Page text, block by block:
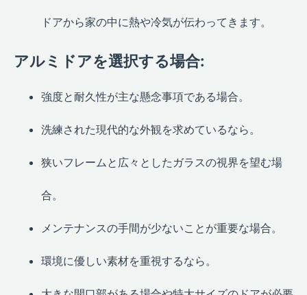
ドアから家の中に熱や冷気が伝わってきます。
アルミドアを選択する場合:
強度と耐久性が主な懸念事項である場合。
洗練された現代的な外観を求めているなら。
狭いフレームと広々としたガラスの視界を望む場
合。
メンテナンスの手間が少ないことが重要な場合。
環境に優しい素材を重視するなら。